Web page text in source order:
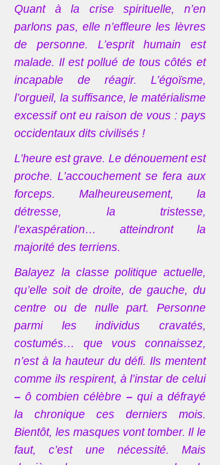
Quant à la crise spirituelle, n’en
parlons pas, elle n’effleure les lèvres
de personne. L’esprit humain est
malade. Il est pollué de tous côtés et
incapable de réagir. L’égoïsme,
l’orgueil, la suffisance, le matérialisme
excessif ont eu raison de vous : pays
occidentaux dits civilisés !
L’heure est grave. Le dénouement est
proche. L’accouchement se fera aux
forceps. Malheureusement, la
détresse, la tristesse,
l’exaspération… atteindront la
majorité des terriens.
Balayez la classe politique actuelle,
qu’elle soit de droite, de gauche, du
centre ou de nulle part. Personne
parmi les individus cravatés,
costumés… que vous connaissez,
n’est à la hauteur du défi. Ils mentent
comme ils respirent, à l’instar de celui
– ô combien célèbre – qui a défrayé
la chronique ces derniers mois.
Bientôt, les masques vont tomber. Il le
faut, c’est une nécessité. Mais